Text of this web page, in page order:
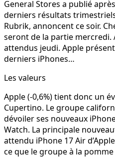
General Stores a publié
derniers résultats
Rubrik, annoncent ce soir.
seront de la partie mercredi.
attendus jeudi. Apple
derniers iPhones…
Les valeurs
Apple (-0,6%) tient donc un
Cupertino. Le groupe
dévoiler ses nouveaux
Watch. La principale
attendu iPhone 17 Air
ce que le groupe à la